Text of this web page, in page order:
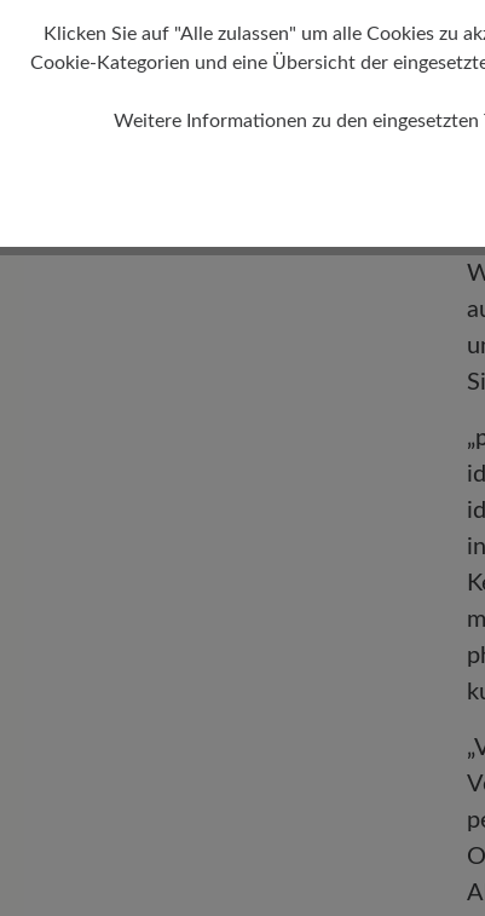
Klicken Sie auf "Alle zulassen" um alle Cookies zu
Cookie-Kategorien und eine Übersicht der
Weitere Informationen zu den